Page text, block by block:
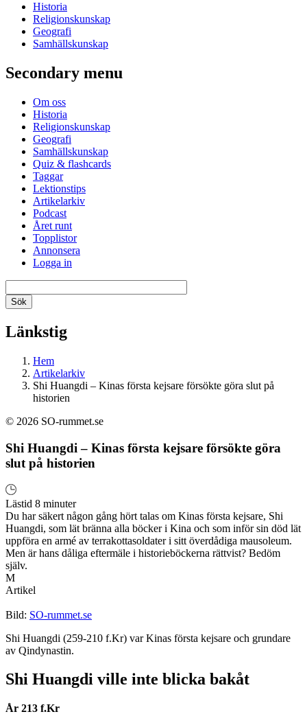
Historia
Religionskunskap
Geografi
Samhällskunskap
Secondary menu
Om oss
Historia
Religionskunskap
Geografi
Samhällskunskap
Quiz & flashcards
Taggar
Lektionstips
Artikelarkiv
Podcast
Året runt
Topplistor
Annonsera
Logga in
Länkstig
Hem
Artikelarkiv
Shi Huangdi – Kinas första kejsare försökte göra slut på
historien
© 2026 SO-rummet.se
Shi Huangdi – Kinas första kejsare försökte göra
slut på historien
Lästid 8 minuter
Du har säkert någon gång hört talas om Kinas första kejsare, Shi
Huangdi, som lät bränna alla böcker i Kina och som inför sin död lät
uppföra en armé av terrakottasoldater i sitt överdådiga mausoleum.
Men är hans dåliga eftermäle i historieböckerna rättvist? Bedöm
själv.
M
Artikel
Bild: SO-rummet.se
Shi Huangdi (259-210 f.Kr) var Kinas första kejsare och grundare
av Qindynastin.
Shi Huangdi ville inte blicka bakåt
År 213 f.Kr